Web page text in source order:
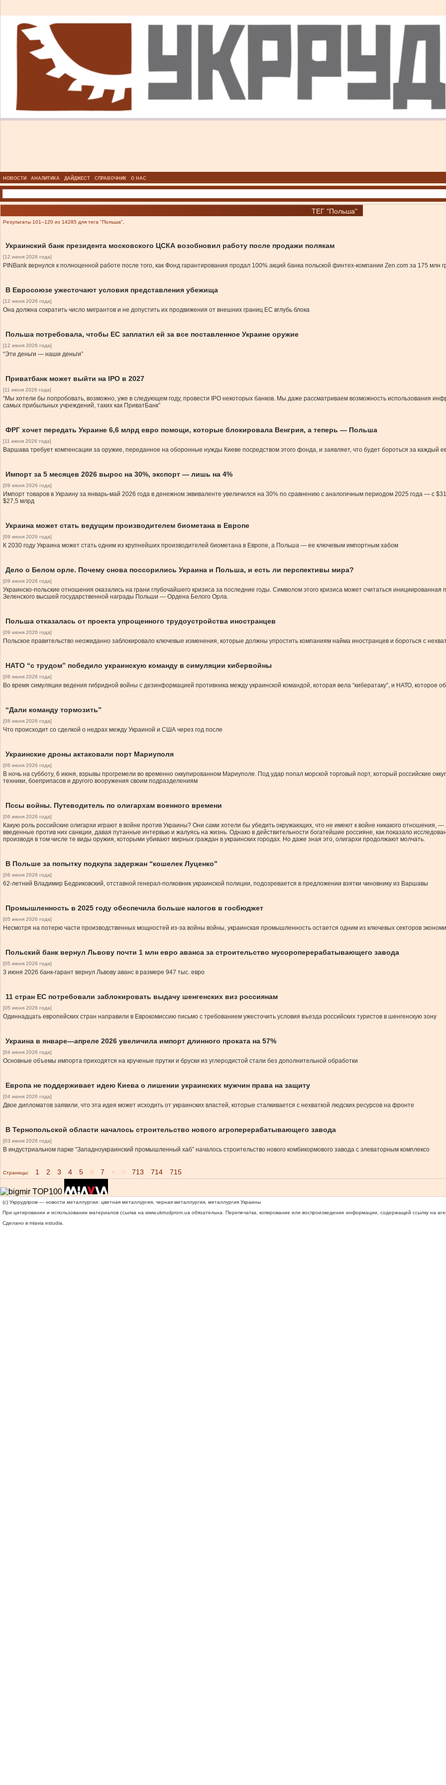
НОВОСТИ АНАЛИТИКА ДАЙДЖЕСТ СПРАВОЧНИК О НАС
ТЕГ "Польша"
Результаты 101–120 из 14285 для тега "Польша".
Украинский банк президента московского ЦСКА возобновил работу после продажи полякам
[12 июня 2026 года]
PINBank вернулся к полноценной работе после того, как Фонд гарантирования продал 100% акций банка польской финтех-компании Zen.com за 175
В Евросоюзе ужесточают условия представления убежища
[12 июня 2026 года]
Она должна сократить число мигрантов и не допустить их продвижения от внешних границ ЕС вглубь блока
Польша потребовала, чтобы ЕС заплатил ей за все поставленное Украине оружие
[12 июня 2026 года]
“Эти деньги — наши деньги”
Приватбанк может выйти на IPO в 2027
[11 июня 2026 года]
“Мы хотели бы попробовать, возможно, уже в следующем году, провести IPO некоторых банков. Мы даже рассматриваем возможность использования
самых прибыльных учреждений, таких как ПриватБанк”
ФРГ хочет передать Украине 6,6 млрд евро помощи, которые блокировала Венгрия, а теперь — Польша
[11 июня 2026 года]
Варшава требует компенсации за оружие, переданное на оборонные нужды Киеве посредством этого фонда, и заявляет, что будет бороться за
Импорт за 5 месяцев 2026 вырос на 30%, экспорт — лишь на 4%
[09 июня 2026 года]
Импорт товаров в Украину за январь-май 2026 года в денежном эквиваленте увеличился на 30% по сравнению с аналогичным периодом 2025 года — с
$27,5 млрд
Украина может стать ведущим производителем биометана в Европе
[09 июня 2026 года]
К 2030 году Украина может стать одним из крупнейших производителей биометана в Европе, а Польша — ее ключевым импортным хабом
Дело о Белом орле. Почему снова поссорились Украина и Польша, и есть ли перспективы мира?
[09 июня 2026 года]
Украинско-польские отношения оказались на грани глубочайшего кризиса за последние годы. Символом этого кризиса может считаться
Зеленского высшей государственной награды Польши — Ордена Белого Орла.
Польша отказалась от проекта упрощенного трудоустройства иностранцев
[09 июня 2026 года]
Польское правительство неожиданно заблокировало ключевые изменения, которые должны упростить компаниям найма иностранцев и бороться с
НАТО “с трудом” победило украинскую команду в симуляции кибервойны
[08 июня 2026 года]
Во время симуляции ведения гибридной войны с дезинформацией противника между украинской командой, которая вела “кибератаку”, и НАТО,
“Дали команду тормозить”
[08 июня 2026 года]
Что происходит со сделкой о недрах между Украиной и США через год после
Украинские дроны актаковали порт Мариуполя
[06 июня 2026 года]
В ночь на субботу, 6 июня, взрывы прогремели во временно оккупированном Мариуполе. Под удар попал морской торговый порт, который российские
техники, боеприпасов и другого вооружения своим подразделениям
Пссы войны. Путеводитель по олигархам военного времени
[06 июня 2026 года]
Какую роль российские олигархи играют в войне против Украины? Они сами хотели бы убедить окружающих, что не имеют к войне никакого отношения,
введенные против них санкции, давая путанные интервью и жалуясь на жизнь. Однако в действительности богатейшие россияне, как показало
производя в том числе те виды оружия, которыми убивают мирных граждан в украинских городах. Но даже зная это, олигархи продолжают молчать.
В Польше за попытку подкупа задержан “кошелек Луценко”
[06 июня 2026 года]
62-летний Владимир Бедриковский, отставной генерал-полковник украинской полиции, подозревается в предложении взятки чиновнику из Варшавы
Промышленность в 2025 году обеспечила больше налогов в госбюджет
[05 июня 2026 года]
Несмотря на потерю части производственных мощностей из-за войны войны, украинская промышленность остается одним из ключевых секторов
Польский банк вернул Львову почти 1 млн евро аванса за строительство мусороперерабатывающего завода
[05 июня 2026 года]
3 июня 2026 банк-гарант вернул Львову аванс в размере 947 тыс. евро
11 стран ЕС потребовали заблокировать выдачу шенгенских виз россиянам
[05 июня 2026 года]
Одиннадцать европейских стран направили в Еврокомиссию письмо с требованием ужесточить условия въезда российских туристов в шенгенскую зону
Украина в январе—апреле 2026 увеличила импорт длинного проката на 57%
[04 июня 2026 года]
Основные объемы импорта приходятся на крученые прутки и бруски из углеродистой стали без дополнительной обработки
Европа не поддерживает идею Киева о лишении украинских мужчин права на защиту
[04 июня 2026 года]
Двое дипломатов заявили, что эта идея может исходить от украинских властей, которые сталкивается с нехваткой людских ресурсов на фронте
В Тернопольской области началось строительство нового агроперерабатывающего завода
[03 июня 2026 года]
В индустриальном парке “Западноукраинский промышленный хаб” началось строительство нового комбикормового завода с элеваторным комплексо
Страницы: 1 2 3 4 5 6 7 <...> 713 714 715
(c) Укррудпром — новости металлургии: цветная металлургия, черная металлургия, металлургия Украины
При цитировании и использовании материалов ссылка на www.ukrrudprom.ua обязательна. Перепечатка, копирование или воспроизведение информации, содержащей ссылку на
Сделано в miavia estudia.